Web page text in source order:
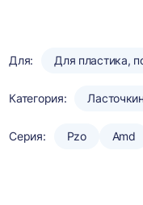
Для: Для пластика,
Категория:
Серия: Pzo Amd